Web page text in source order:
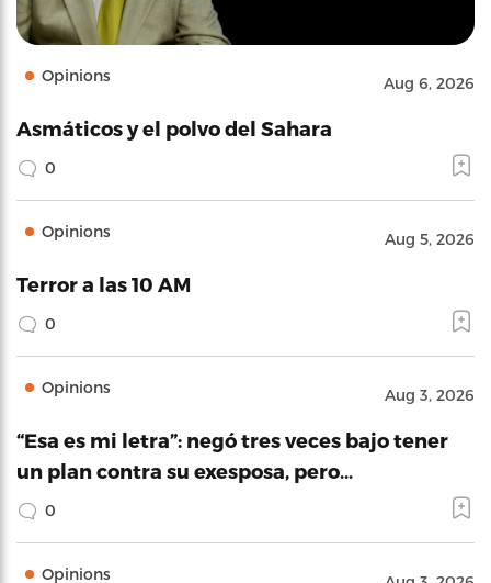
Opinions Aug 6, 2026
Asmáticos y el polvo del Sahara
0
Opinions Aug 5, 2026
Terror a las 10 AM
0
Opinions Aug 3, 2026
“Esa es mi letra”: negó tres veces bajo tener
un plan contra su exesposa, pero…
0
Opinions